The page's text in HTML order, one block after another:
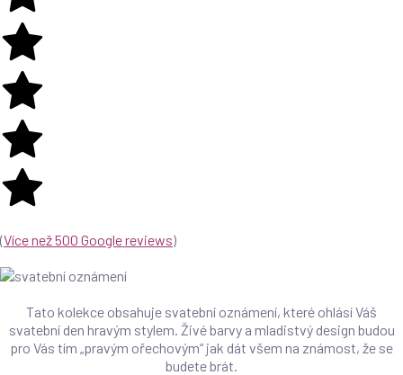
(Více než 500 Google reviews)
Tato kolekce obsahuje svatební oznámení, které ohlásí Váš
svatební den hravým stylem. Živé barvy a mladistvý design budou
pro Vás tím „pravým ořechovým“ jak dát všem na známost, že se
budete brát.